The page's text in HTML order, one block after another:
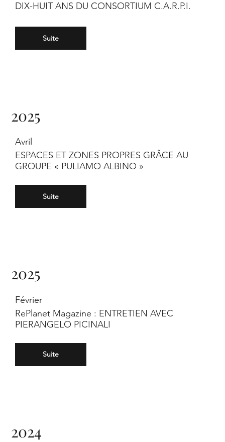
DIX-HUIT ANS DU CONSORTIUM C.A.R.P.I.
Suite
2025
Avril
ESPACES ET ZONES PROPRES GRÂCE AU
GROUPE « PULIAMO ALBINO »
Suite
2025
Février
RePlanet Magazine : ENTRETIEN AVEC
PIERANGELO PICINALI
Suite
2024